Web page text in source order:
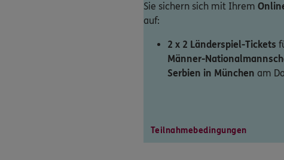
Sie sichern sich mit Ihrem
auf:
2 x 2 Länderspiel-Tickets
Männer-
Serbien in München am
Teilnahmebedingungen